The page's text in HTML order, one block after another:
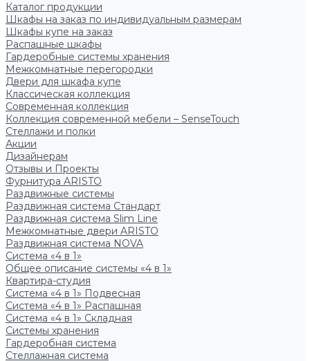
Каталог продукции
Шкафы на заказ по индивидуальным размерам
Шкафы купе на заказ
Распашные шкафы
Гардеробные системы хранения
Межкомнатные перегородки
Двери для шкафа купе
Классическая коллекция
Современная коллекция
Коллекция современной мебели – SenseTouch
Стеллажи и полки
Акции
Дизайнерам
Отзывы и Проекты
Фурнитура ARISTO
Раздвижные системы
Раздвижная система Стандарт
Раздвижная система Slim Line
Межкомнатные двери ARISTO
Раздвижная система NOVA
Система «4 в 1»
Общее описание системы «4 в 1»
Квартира-студия
Система «4 в 1» Подвесная
Система «4 в 1» Распашная
Система «4 в 1» Складная
Системы хранения
Гардеробная система
Стеллажная система